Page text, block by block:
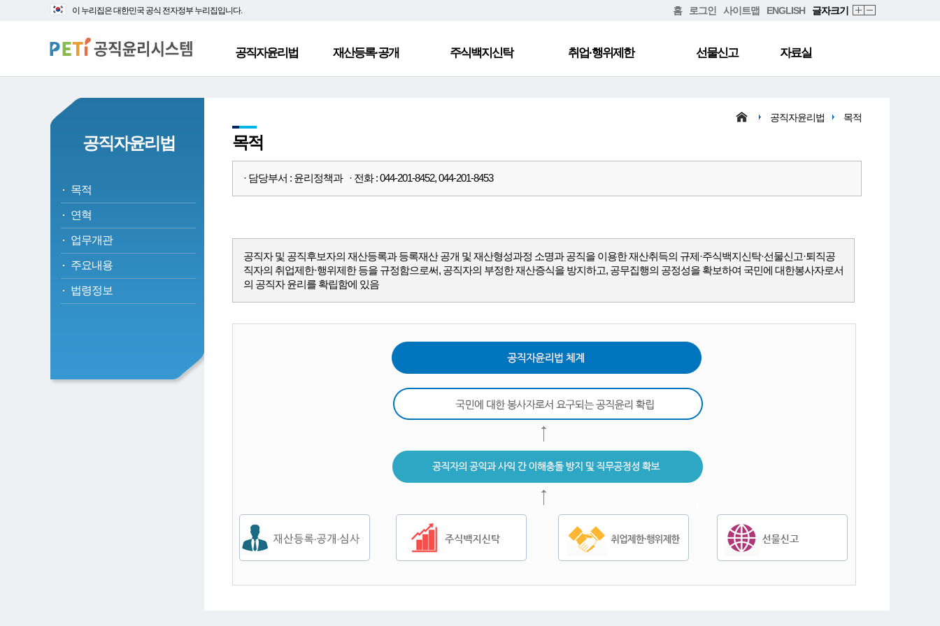
대
바
로
본
로
가
이 누리집은 대한민국 공식 전자정부 누리집입니다. 홈 로그인 사이트맵 ENGLISH 글자크기
공직자윤리법 재산등록·공개 주식백지신탁 취업·행위제한 선물신고 자료실
공직자윤리법
목적
연혁
업무개관
주요내용
법령정보
공직자윤리법 목적
목적
· 담당부서 : 윤리정책과 · 전화 : 044-201-8452, 044-201-8453
공직자 및 공직후보자의 재산등록과 등록재산 공개 및 재산형성과정 소명과 공직을 이용한 재산취득의 규제·주식백지신탁·선물신고·퇴직공
직자의 취업제한·행위제한 등을 규정함으로써, 공직자의 부정한 재산증식을 방지하고, 공무집행의 공정성을 확보하여 국민에 대한봉사자로서
의 공직자 윤리를 확립함에 있음